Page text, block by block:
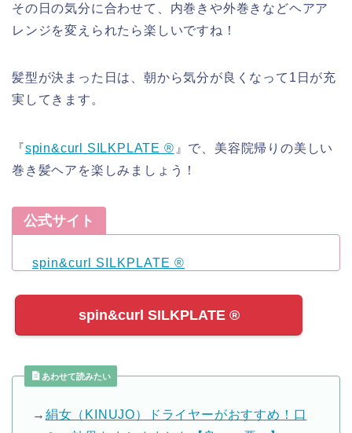
その日の気分に合わせて、内巻きや外巻きなどヘアア
レンジを変えられたら楽しいですね！
髪型が決まった日は、朝から気分が良くなって1日が充
実してきます。
『spin&curl SILKPLATE ®︎ 』で、美容院帰りの美しい
巻き髪ヘアを楽しみましょう！
公式サイト
spin&curl SILKPLATE ®︎
spin&curl SILKPLATE ®︎
あわせて読みたい
→ 絹女（KINUJO）ドライヤーがおすすめ！口